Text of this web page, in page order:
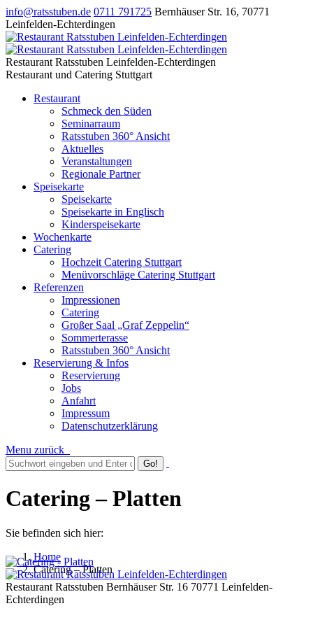
info@ratsstuben.de 0711 791725 Bernhäuser Str. 16, 70771
Leinfelden-Echterdingen
Restaurant Ratsstuben Leinfelden-Echterdingen
Restaurant und Catering Stuttgart
Restaurant
Schmeck den Süden
Seminarraum
Ratsstuben 360° Ansicht
Aktuelles
Veranstaltungen
Regionale Partner
Speisekarte
Speisekarte
Speisekarte in Englisch
Kinderspeisekarte
Wochenkarte
Catering
Hochzeit Catering Stuttgart
Menüvorschläge Catering Stuttgart
Referenzen
Impressionen
Catering
Großer Saal „Graf Zeppelin“
Sommerterasse
Ratsstuben 360° Ansicht
Reservierung & Infos
Reservierung
Jobs
Anfahrt
Impressum
Datenschutzerklärung
Menu zurück
Catering – Platten
Sie befinden sich hier:
Home
Catering – Platten
Restaurant Ratsstuben Bernhäuser Str. 16 70771 Leinfelden-
Echterdingen